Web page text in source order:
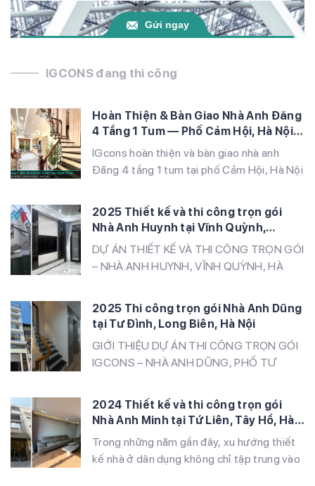
Gửi ngay
IGCONS đang thi công
Hoàn Thiện & Bàn Giao Nhà Anh Đăng
4 Tầng 1 Tum — Phố Cảm Hội, Hà Nội |
IGcons
IGcons hoàn thiện và bàn giao nhà anh
Đăng 4 tầng 1 tum tại phố Cảm Hội, Hà Nội
với tranh sơn dầu, lan can sắt nghệ thuật,
vườn sân thượng và nội thất gỗ tự nhiên
2025 Thiết kế và thi công trọn gói
Nhà Anh Huynh tại Vĩnh Quỳnh,
Thanh Trì, Hà Nội
DỰ ÁN THIẾT KẾ VÀ THI CÔNG TRỌN GÓI
– NHÀ ANH HUYNH, VĨNH QUỲNH, HÀ
công trọn gói công trình nhà ở của anh
Huynh tại Vĩnh Quỳnh, Thanh Trì, Hà Nội.
Công trình được xây dựng theo phong
cách hiện đại, công […]
2025 Thi công trọn gói Nhà Anh Dũng
tại Tư Đình, Long Biên, Hà Nội
GIỚI THIỆU DỰ ÁN THI CÔNG TRỌN GÓI
IGCONS – NHÀ ANH DŨNG, PHỐ TƯ
hạnh là đơn vị thi công trọn gói dự án nhà ở
gia đình cho anh Dũng, tọa lạc tại phố Tư
Đình, quận Long Biên, Hà Nội. Đây là một
trong những […]
2024 Thiết kế và thi công trọn gói
Nhà Anh Minh tại Tứ Liên, Tây Hồ, Hà
Nội
Trong những năm gần đây, xu hướng thiết
kế nhà ở dân dụng không chỉ tập trung vào